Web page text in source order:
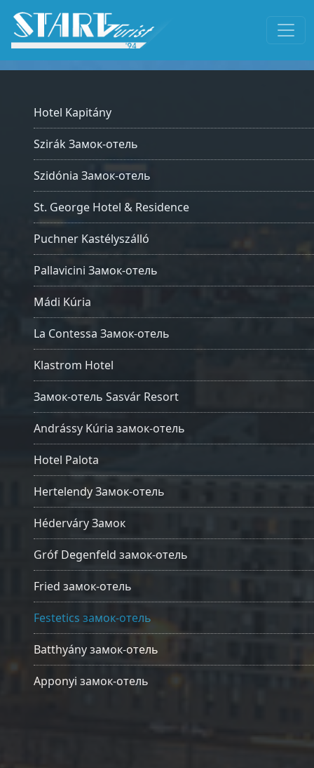
Hotel Kapitány
Szirák Замок-отель
Szidónia Замок-отель
St. George Hotel & Residence
Puchner Kastélyszálló
Pallavicini Замок-отель
Mádi Kúria
La Contessa Замок-отель
Klastrom Hotel
Замок-отель Sasvár Resort
Andrássy Kúria замок-отель
Hotel Palota
Hertelendy Замок-отель
Héderváry Замок
Gróf Degenfeld замок-отель
Fried замок-отель
Festetics замок-отель
Batthyány замок-отель
Apponyi замок-отель